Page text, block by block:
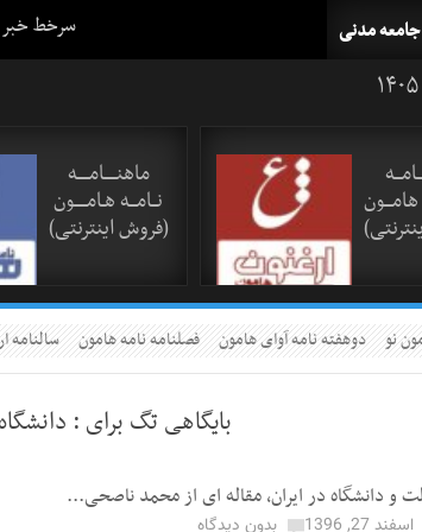
سرخط خبر مدنی
ماهنـــــامـــــه
نــامـــه هـامـــــون
(فروش اینترنتی)
نو دوهفته نامه آوای هامون فصلنامه نامه هامون سالنامه
بایگاهی تگ برای : دانشگاه
و دانشگاه در ایران، مقاله ای از محمد ناصحی...
اسفند 27, 1396
بدون دیدگاه